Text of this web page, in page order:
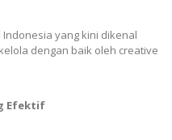
yang kini dikenal
dengan baik oleh creative
Efektif